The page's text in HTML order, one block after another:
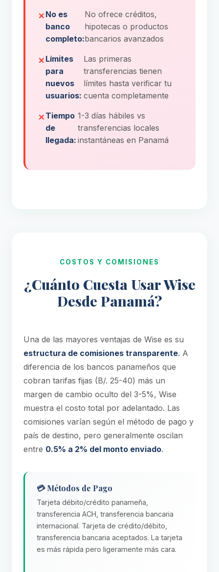
No es
banco
completo:
No ofrece créditos,
hipotecas o productos
bancarios avanzados
Límites
para
nuevos
usuarios:
Las primeras
transferencias tienen
límites hasta verificar tu
cuenta completamente
Tiempo
de
llegada:
1-3 días hábiles vs
transferencias locales
instantáneas en Panamá
COSTOS Y COMISIONES
¿Cuánto Cuesta Usar Wise
Desde Panamá?
Una de las mayores ventajas de Wise es su
estructura de comisiones transparente. A
diferencia de los bancos panameños que
cobran tarifas fijas (B/. 25-40) más un
margen de cambio oculto del 3-5%, Wise
muestra el costo total por adelantado. Las
comisiones varían según el método de pago y
país de destino, pero generalmente oscilan
entre 0.5% a 2% del monto enviado.
💳 Métodos de Pago
Tarjeta débito/crédito panameña,
transferencia ACH, transferencia bancaria
internacional. Tarjeta de crédito/débito,
transferencia bancaria aceptados. La tarjeta
es más rápida pero ligeramente más cara.